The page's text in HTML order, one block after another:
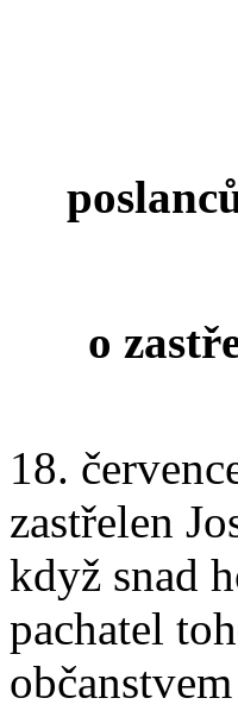
o
18.
zastřelen
když snad
pachatel